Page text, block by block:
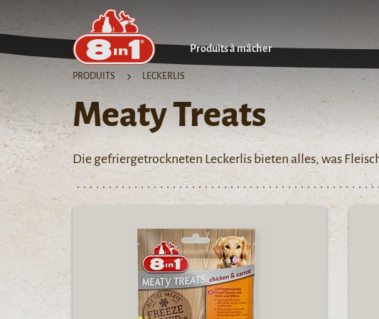
Produits à mâcher
PRODUITS LECKERLIS
Meaty Treats
Die gefriergetrockneten Leckerlis bieten alles, was